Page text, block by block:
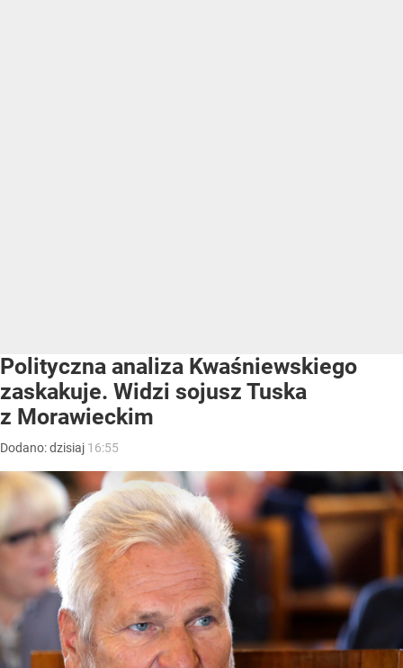
Polityczna analiza Kwaśniewskiego
zaskakuje. Widzi sojusz Tuska
z Morawieckim
Dodano:dzisiaj 16:55